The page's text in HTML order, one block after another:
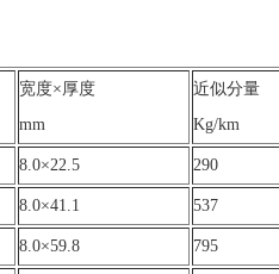
宽度×厚度
mm
近似分量
Kg/km
8.0×22.5 290
8.0×41.1 537
8.0×59.8 795